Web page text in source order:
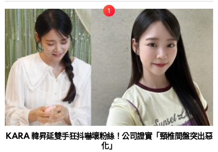
KARA 韓昇延雙手狂抖嚇壞粉絲！公司證實「頸椎間盤突出惡
化」